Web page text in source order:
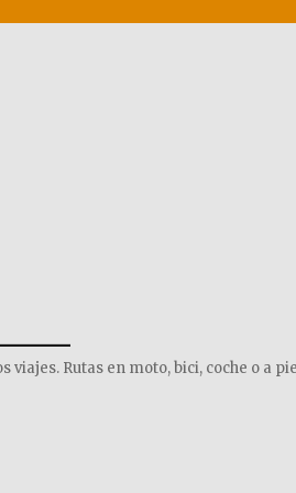
Rutas en moto, bici, coche o a